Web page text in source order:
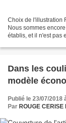
Choix de l'illustration
Nous sommes
établis, et il n'est pas
Dans les
modèle
Publié le 23/07/2018
Par ROUGE CERISE